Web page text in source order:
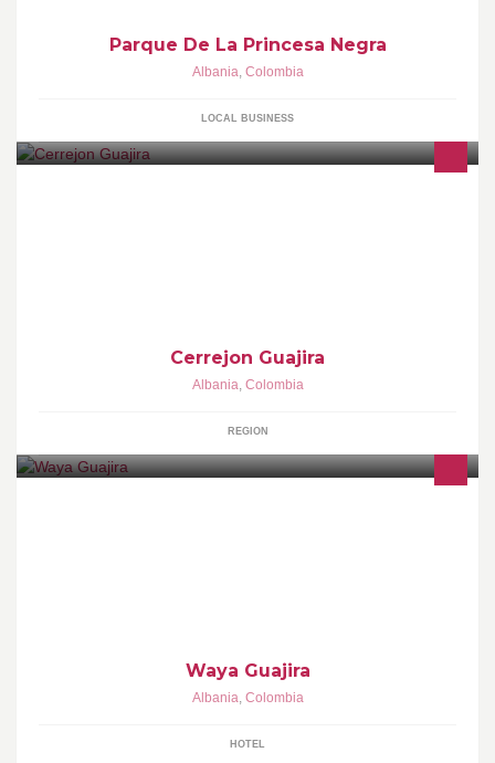
Parque De La Princesa Negra
Albania, Colombia
LOCAL BUSINESS
Cerrejon Guajira
Albania, Colombia
REGION
Waya Guajira
Albania, Colombia
HOTEL